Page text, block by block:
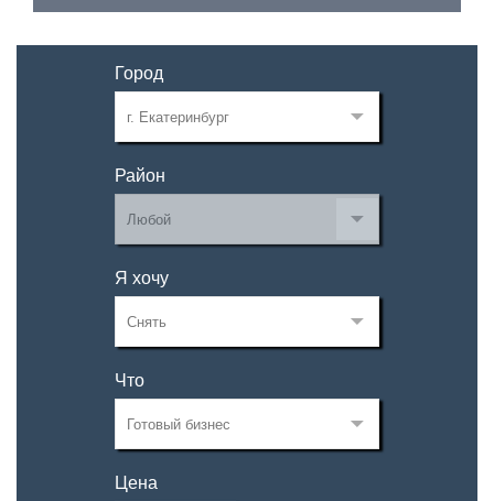
Город
Район
Я хочу
Что
Цена